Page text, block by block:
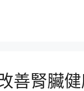
善腎臟